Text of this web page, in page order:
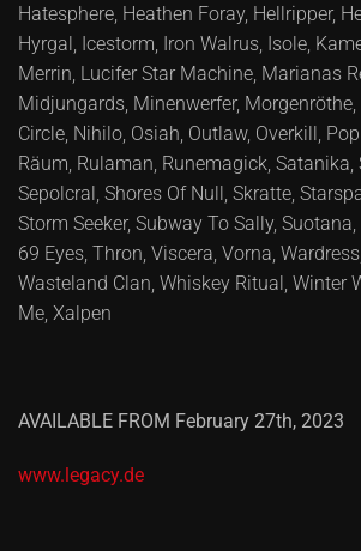
Hatesphere, Heathen Foray, Hellripper,
Hyrgal, Icestorm, Iron Walrus, Isole,
Merrin, Lucifer Star Machine, Marianas
Midjungards, Minenwerfer,
Circle, Nihilo, Osiah, Outlaw, Overkill,
Räum, Rulaman, Runemagick, Satanika,
Sepolcral, Shores Of Null, Skratte,
Storm Seeker, Subway To Sally,
69 Eyes, Thron, Viscera, Vorna,
Wasteland Clan, Whiskey Ritual, Winter
Me, Xalpen
AVAILABLE FROM February 27th, 2023
www.legacy.de